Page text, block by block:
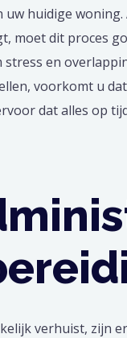
uw huidige
moet dit proces
en
voorkomt u
dat alles op
verhuist, zijn